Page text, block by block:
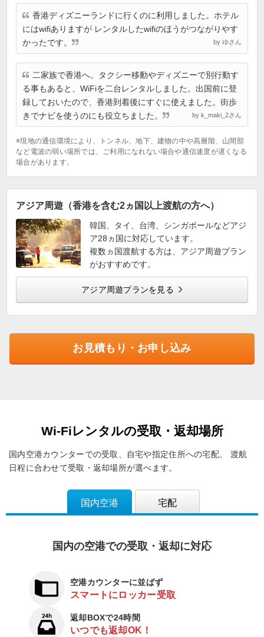
香港ディズニーランドに行くのに利用しました。ホテル
にはwifiありますが レンタルしたwifiのほうがつながりやす
かったです。
by ゆさん
二家族で香港へ。タクシー移動やディズニーで別行動す
る事もあると、WiFiを二台レンタルしました。出国前に登
録しておいたので、香港到着後にすぐに使えました。街歩
きでナビを使うのにも役立ちました。
by k_maki_2さん
※現地の通信環境により、トンネル、地下、建物の中や高層階、山間部
など電波の弱い場所では、ご利用になれない場合や通信速度が遅くなる
場合があります。
アジア周遊（香港を含む2ヵ国以上渡航の方へ）
韓国、タイ、台湾、シンガポールなどアジ
ア28ヵ国に対応しています。
複数ヵ国渡航する方は、アジア周遊プラン
がおすすめです。
アジア周遊プランを見る
お見積もり・お申し込み
Wi-Fiレンタルの受取・返却場所
国内空港カウンターでの受取、自宅や指定住所への宅配、
渡航
日程に合わせて受取・返却場所が選べます。
国内空港 宅配
国内の空港での受取・返却に対応
空港カウンターに並ばず
スマートにロッカー受取
返却BOXで24時間
いつでも返却OK！